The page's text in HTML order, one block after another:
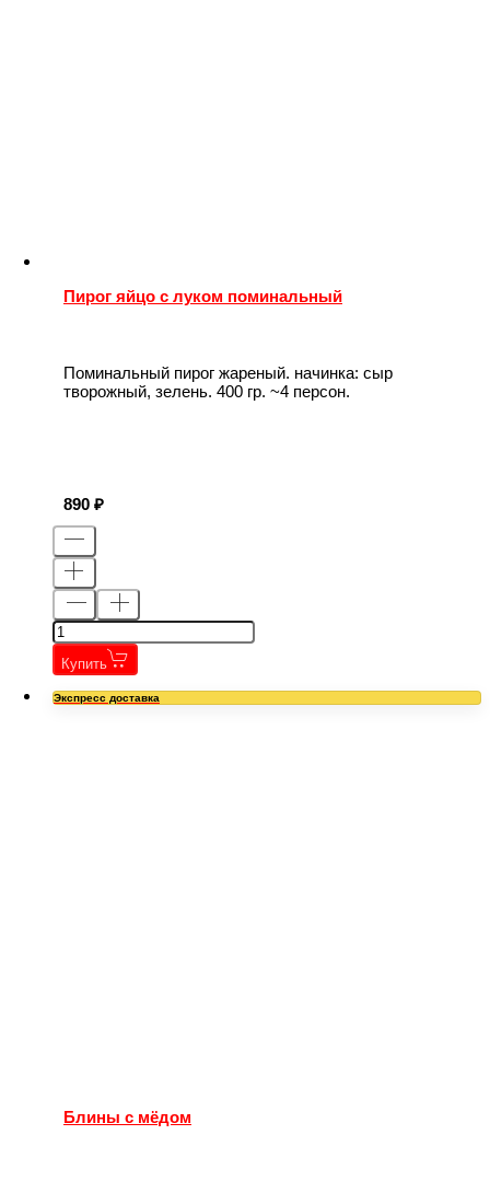
Пирог яйцо с луком поминальный
Поминальный пирог жареный. начинка: сыр
творожный, зелень. 400 гр. ~4 персон.
890
Купить
Экспресс доставка
Блины с мёдом